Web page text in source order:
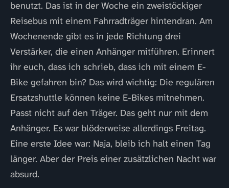
benutzt. Das ist in der Woche ein zweistöckiger
Reisebus mit einem Fahrradträger hintendran. Am
Wochenende gibt es in jede Richtung drei
Verstärker, die einen Anhänger mitführen. Erinnert
ihr euch, dass ich schrieb, dass ich mit einem E-
Bike gefahren bin? Das wird wichtig: Die regulären
Ersatzshuttle können keine E-Bikes mitnehmen.
Passt nicht auf den Träger. Das geht nur mit dem
Anhänger. Es war blöderweise allerdings Freitag.
Eine erste Idee war: Naja, bleib ich halt einen Tag
länger. Aber der Preis einer zusätzlichen Nacht war
absurd.